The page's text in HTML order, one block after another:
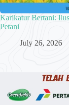
Karikatur Bertani:
Petani
July 26, 2026